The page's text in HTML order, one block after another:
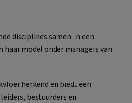
disciplines samen in een
model onder managers van
herkend en biedt een
bestuurders en